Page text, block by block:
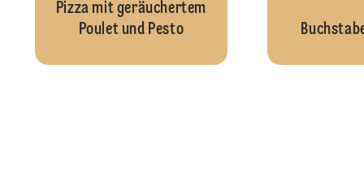
Pizza mit geräuchertem
Poulet und Pesto